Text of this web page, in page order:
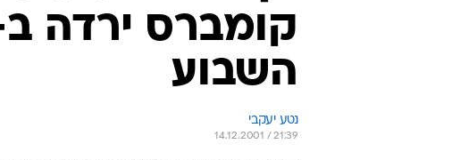
השבוע
נטע יעקבי
14.12.2001 / 21:39